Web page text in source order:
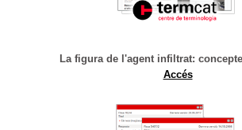
La figura de l'agent infiltrat:
Accés